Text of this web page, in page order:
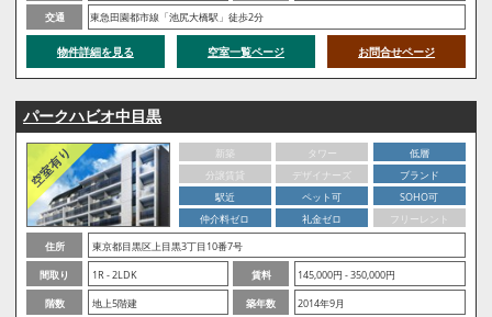
交通
東急田園都市線「池尻大橋駅」徒歩2分
物件詳細を見る 空室一覧ページ お問合せページ
パークハビオ中目黒
新築 タワー
低層
分譲賃貸
デザイナーズ
ブランド
駅近
ペット可
SOHO可
仲介料ゼロ
礼金ゼロ
フリーレント
住所
東京都目黒区上目黒3丁目10番7号
間取り
1R - 2LDK 賃料
145,000円 - 350,000円
階数
地上5階建 築年数
2014年9月